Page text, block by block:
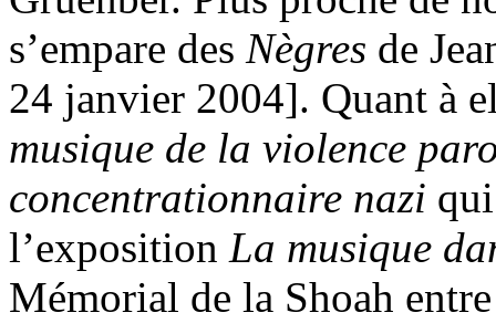
s’empare des Nègres de
24 janvier 2004]. Quant à
musique de la violence
concentrationnaire nazi
l’exposition La musique
Mémorial de la Shoah